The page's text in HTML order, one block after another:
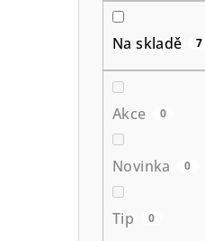
Na skladě 7
Akce 0
Novinka 0
Tip 0